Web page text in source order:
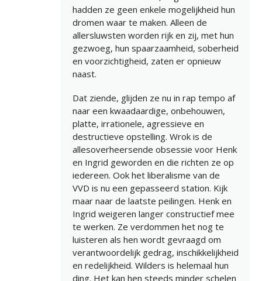
hadden ze geen enkele mogelijkheid hun
dromen waar te maken. Alleen de
allersluwsten worden rijk en zij, met hun
gezwoeg, hun spaarzaamheid, soberheid
en voorzichtigheid, zaten er opnieuw
naast.
Dat ziende, glijden ze nu in rap tempo af
naar een kwaadaardige, onbehouwen,
platte, irrationele, agressieve en
destructieve opstelling. Wrok is de
allesoverheersende obsessie voor Henk
en Ingrid geworden en die richten ze op
iedereen. Ook het liberalisme van de
VVD is nu een gepasseerd station. Kijk
maar naar de laatste peilingen. Henk en
Ingrid weigeren langer constructief mee
te werken. Ze verdommen het nog te
luisteren als hen wordt gevraagd om
verantwoordelijk gedrag, inschikkelijkheid
en redelijkheid. Wilders is helemaal hun
ding. Het kan hen steeds minder schelen